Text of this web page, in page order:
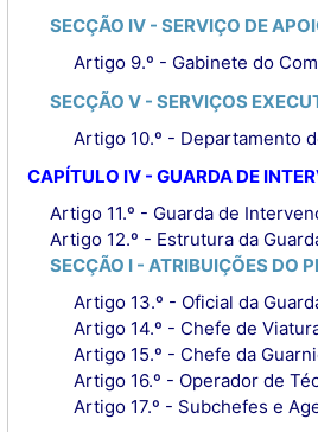
SECÇÃO IV - SERVIÇO DE
Artigo 9.º - Gabinete do
SECÇÃO V - SERVIÇOS
Artigo 10.º - Departamento
CAPÍTULO IV - GUARDA DE
Artigo 11.º - Guarda de
Artigo 12.º - Estrutura da
SECÇÃO I - ATRIBUIÇÕES DO
Artigo 13.º - Oficial da
Artigo 14.º - Chefe de
Artigo 15.º - Chefe da
Artigo 16.º - Operador de
Artigo 17.º - Subchefes e